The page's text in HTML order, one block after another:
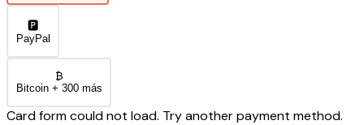
🅿️
PayPal
₿
Bitcoin + 300 más
Card form could not load. Try another payment method.